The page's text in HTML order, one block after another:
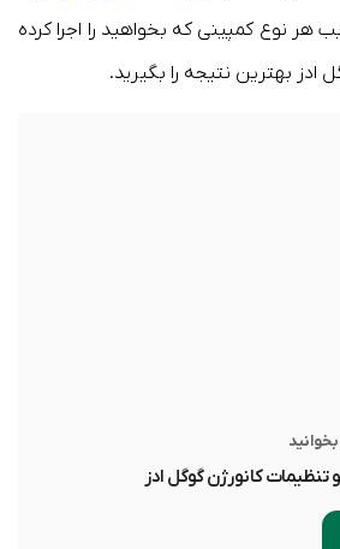
هر نوع کمپینی که بخواهید را اجرا کرده
ادز بهترین نتیجه را بگیرید.
کانورژن گوگل ادز